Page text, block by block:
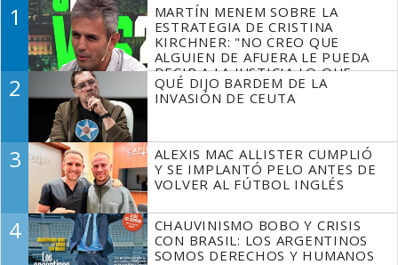
1
MARTÍN MENEM SOBRE LA
ESTRATEGIA DE CRISTINA
KIRCHNER: "NO CREO QUE
ALGUIEN DE AFUERA LE PUEDA
DECIR A LA JUSTICIA LO QUE
TIENE QUE HACER"
2
QUÉ DIJO BARDEM DE LA
INVASIÓN DE CEUTA
3
ALEXIS MAC ALLISTER CUMPLIÓ
Y SE IMPLANTÓ PELO ANTES DE
VOLVER AL FÚTBOL INGLÉS
4
CHAUVINISMO BOBO Y CRISIS
CON BRASIL: LOS ARGENTINOS
SOMOS DERECHOS Y HUMANOS